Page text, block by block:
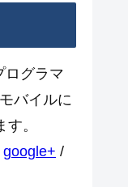
ログラマ
バイルに
。
google+ /